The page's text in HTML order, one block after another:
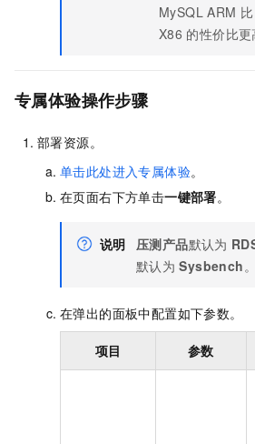
MySQL ARM 比
X86 的性价比更
专属体验操作步骤
部署资源。
单击此处进入专属体验。
在页面右下方单击一键部署。
说明 压测产品默认为
默认为 Sysbench。
在弹出的面板中配置如下参数。
项目 参数